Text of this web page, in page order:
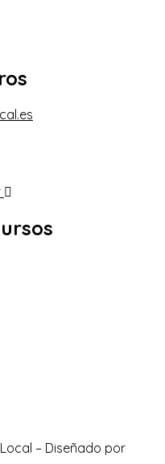
– Diseñado por